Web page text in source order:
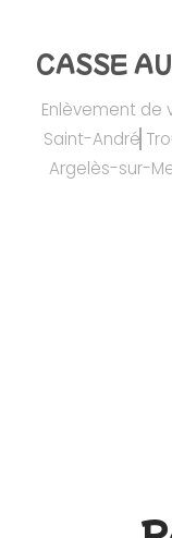
CASSE
Enlèvement
Saint-André
Argelès-sur-